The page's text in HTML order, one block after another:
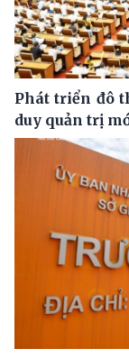
Phát triển đô
duy quản trị